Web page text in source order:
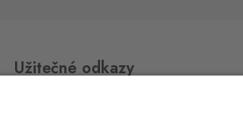
Užitečné odkazy